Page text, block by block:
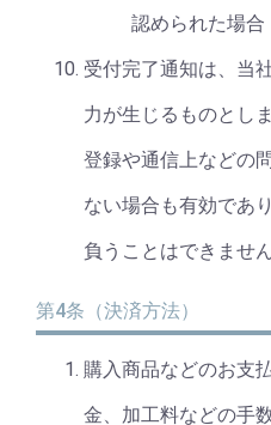
認められた場合
受付完了通知は、当
力が生じるものとし
登録や通信上などの
ない場合も有効であ
負うことはできません
第4条（決済方法）
購入商品などのお支
金、加工料などの手